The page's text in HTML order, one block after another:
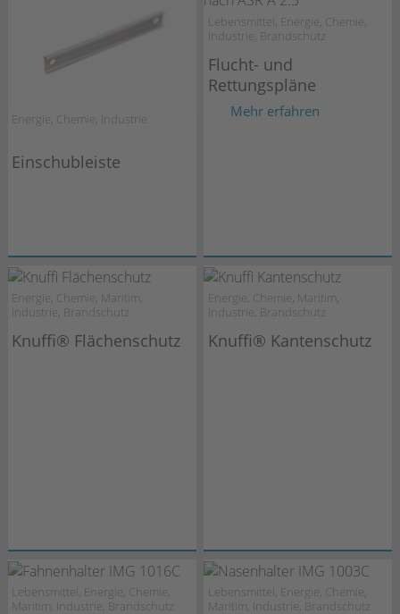
Energie, Chemie, Industrie
Einschubleiste
Lebensmittel, Energie, Chemie,
Industrie, Brandschutz
Flucht- und
Rettungspläne
Mehr erfahren
Energie, Chemie, Maritim,
Industrie, Brandschutz
Knuffi® Flächenschutz
Energie, Chemie, Maritim,
Industrie, Brandschutz
Knuffi® Kantenschutz
Lebensmittel, Energie, Chemie,
Maritim, Industrie, Brandschutz
Lebensmittel, Energie, Chemie,
Maritim, Industrie, Brandschutz